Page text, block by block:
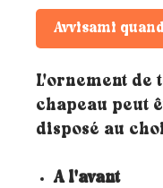
Avvisami
L'ornement de
chapeau peut
disposé au
A l'avant